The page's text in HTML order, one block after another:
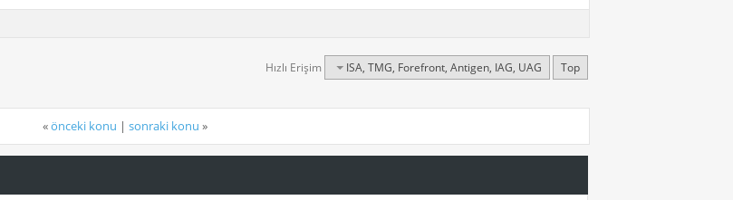
Hızlı Erişim ISA, TMG, Forefront, Antigen, IAG, UAG Top
«önceki konu | sonraki konu »